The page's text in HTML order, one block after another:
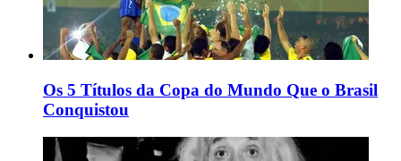
Os 5 Títulos da Copa do Mundo Que o Brasil
Conquistou